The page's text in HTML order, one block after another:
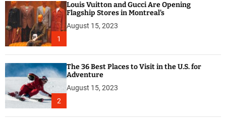
1
Louis Vuitton and Gucci Are Opening
Flagship Stores in Montreal’s
August 15, 2023
2
The 36 Best Places to Visit in the U.S. for
Adventure
August 15, 2023